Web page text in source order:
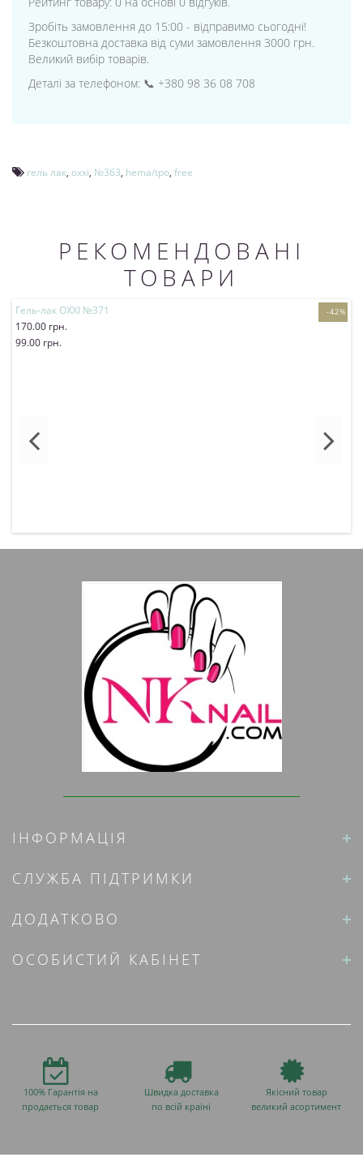
Зробіть замовлення до 15:00 - відправимо сьогодні!
Безкоштовна доставка від суми замовлення 3000 грн.
Великий вибір товарів.
Деталі за телефоном: 📞 +380 98 36 08 708
гель лак, oxxi, №363, hema/tpo, free
РЕКОМЕНДОВАНІ
ТОВАРИ
-42%
Гель-лак OXXI №371
170.00 грн.
99.00 грн.
ІНФОРМАЦІЯ
СЛУЖБА ПІДТРИМКИ
ДОДАТКОВО
ОСОБИСТИЙ КАБІНЕТ
100% Гарантія на
продається товар
Швидка доставка
по всій країні
Якісний товар
великий асортимент